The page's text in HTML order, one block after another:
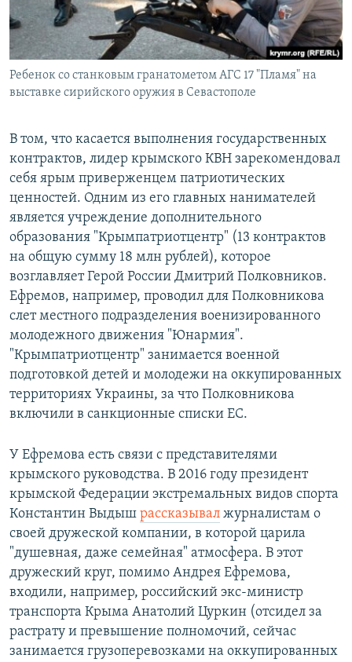
Ребенок со станковым гранатометом АГС 17 "Пламя" на
выставке сирийского оружия в Севастополе
В том, что касается выполнения государственных
контрактов, лидер крымского КВН зарекомендовал
себя ярым приверженцем патриотических
ценностей. Одним из его главных нанимателей
является учреждение дополнительного
образования "Крымпатриотцентр" (13 контрактов
на общую сумму 18 млн рублей), которое
возглавляет Герой России Дмитрий Полковников.
Ефремов, например, проводил для Полковникова
слет местного подразделения военизированного
молодежного движения "Юнармия".
"Крымпатриотцентр" занимается военной
подготовкой детей и молодежи на оккупированных
территориях Украины, за что Полковникова
включили в санкционные списки ЕС.
У Ефремова есть связи с представителями
крымского руководства. В 2016 году президент
крымской Федерации экстремальных видов спорта
Константин Выдыш рассказывал журналистам о
своей дружеской компании, в которой царила
"душевная, даже семейная" атмосфера. В этот
дружеский круг, помимо Андрея Ефремова,
входили, например, российский экс-министр
транспорта Крыма Анатолий Цуркин (отсидел за
растрату и превышение полномочий, сейчас
занимается грузоперевозками на оккупированных